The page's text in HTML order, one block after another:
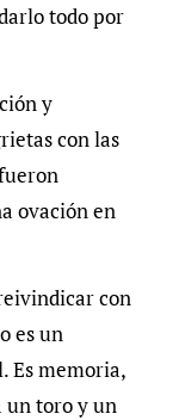
todo por
y
con las
ovación en
con
es un
Es memoria,
un toro y un